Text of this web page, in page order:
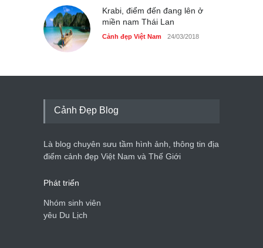
Krabi, điểm đến đang lên ở
miền nam Thái Lan
Cảnh đẹp Việt Nam 24/03/2018
Cảnh Đẹp Blog
Là blog chuyên sưu tầm hình ảnh, thông tin địa
điểm cảnh đẹp Việt Nam và Thế Giới
Phát triển
Nhóm sinh viên
yêu Du Lịch